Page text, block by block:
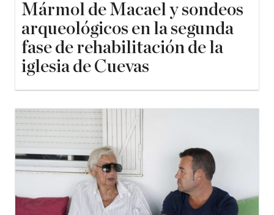
Mármol de Macael y sondeos
arqueológicos en la segunda
fase de rehabilitación de la
iglesia de Cuevas